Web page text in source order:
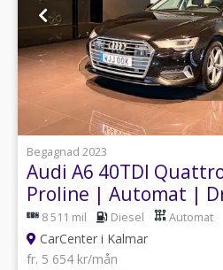
Begagnad 2023
Audi A6 40TDI
Proline | Automat |
8 511 mil Diesel Automat
CarCenter i Kalmar
fr. 5 654 kr/mån